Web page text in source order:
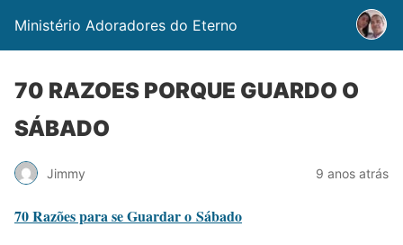
Ministério Adoradores do Eterno
70 RAZOES PORQUE GUARDO O
SÁBADO
Jimmy 9 anos atrás
70 Razões para se Guardar o Sábado